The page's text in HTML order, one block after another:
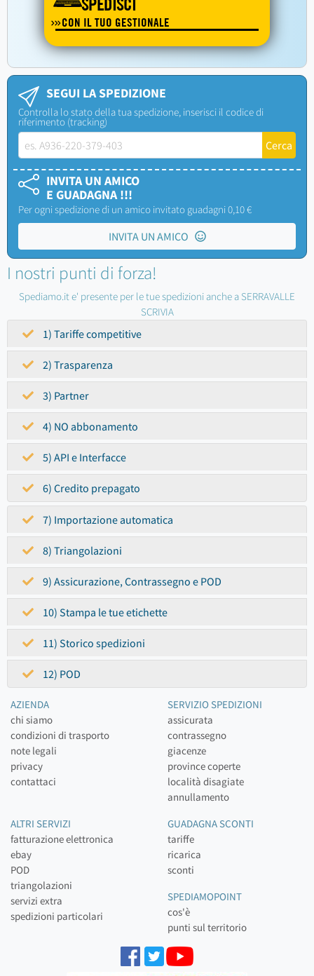
SPEDISCI
CON IL TUO GESTIONALE
SEGUI LA SPEDIZIONE
Controlla lo stato della tua spedizione, inserisci il codice di
riferimento (tracking)
INVITA UN AMICO
E GUADAGNA !!!
Per ogni spedizione di un amico invitato guadagni 0,10 €
INVITA UN AMICO
I nostri punti di forza!
Spediamo.it e' presente per le tue spedizioni anche a SERRAVALLE
SCRIVIA
1) Tariffe competitive
2) Trasparenza
3) Partner
4) NO abbonamento
5) API e Interfacce
6) Credito prepagato
7) Importazione automatica
8) Triangolazioni
9) Assicurazione, Contrassegno e POD
10) Stampa le tue etichette
11) Storico spedizioni
12) POD
AZIENDA
chi siamo
condizioni di trasporto
note legali
privacy
contattaci
SERVIZIO SPEDIZIONI
assicurata
contrassegno
giacenze
province coperte
località disagiate
annullamento
ALTRI SERVIZI
fatturazione elettronica
ebay
POD
triangolazioni
servizi extra
spedizioni particolari
GUADAGNA SCONTI
tariffe
ricarica
sconti
SPEDIAMOPOINT
cos'è
punti sul territorio